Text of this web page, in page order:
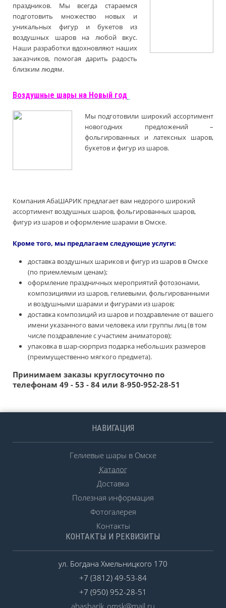
праздников. Мы всегда стараемся
подготовить множество новых и
уникальных фигур и букетов из
воздушных шаров на любой вкус.
Наши разработки вдохновляют наших
заказчиков, помогая дарить радость
близким людям.
Воздушные шары на Новый год
Мы подготовили широкий ассортимент
новогодних предложений –
фольгированных и латексных шаров,
букетов и фигур из шаров.
Компания АбаШАРИК предлагает вам недорого широкий
ассортимент воздушных шаров, фольгированных шаров,
фигур из шаров и оформление шарами в Омске.
Кроме того, мы предлагаем следующие услуги:
доставка воздушных шариков и фигур из шаров в Омске
(по приемлемым ценам);
оформление праздничных мероприятий фотозонами,
композициями из шаров, гелиевыми, фольгированными
и воздушными шарами и фигурами из шаров;
доставка композиций из шаров и поздравление от вашего
имени указанного вами человека или группы лиц (в том
числе поздравление с участием аниматоров);
упаковка в шар-сюрприз подарка небольших размеров
(преимущественно мягкого предмета).
Принимаем заказы круглосуточно по
телефонам 49 - 53 - 84 или 8-950-952-28-51
НАВИГАЦИЯ
Гелиевые шары в Омске
Каталог
Доставка
Полезная информация
Фотогалерея
Контакты
КОНТАКТЫ И РЕКВИЗИТЫ
ул. Богдана Хмельницкого 170
+7 (3812) 49-53-84
+7 (950) 952-28-51
abasharik_omsk@mail.ru